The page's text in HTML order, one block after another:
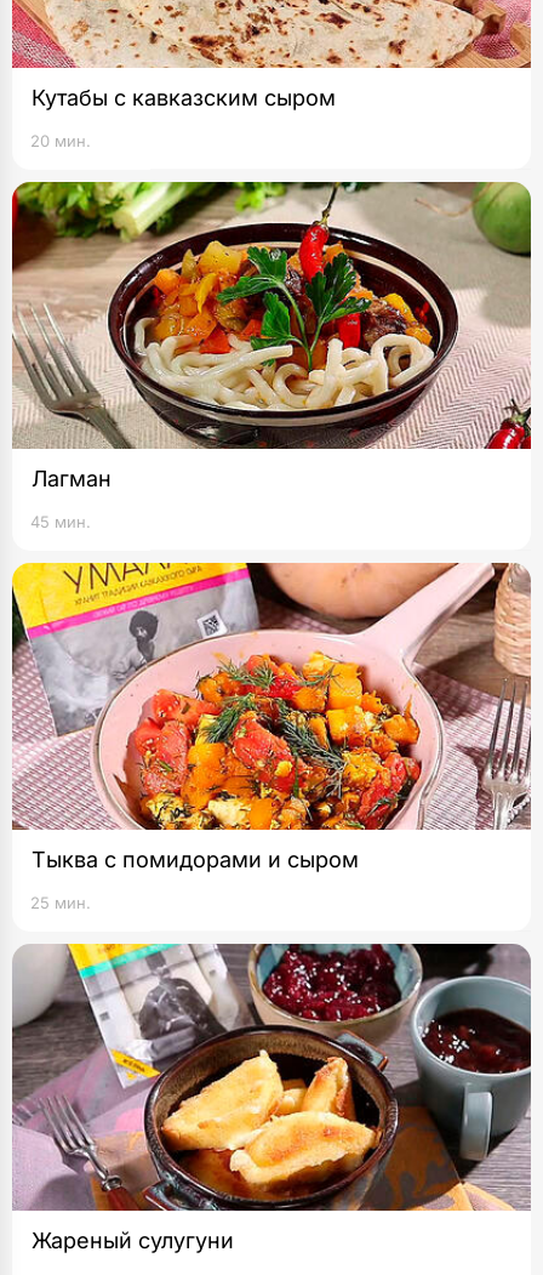
Кутабы с кавказским сыром
20 мин.
Лагман
45 мин.
Тыква с помидорами и сыром
25 мин.
Жареный сулугуни